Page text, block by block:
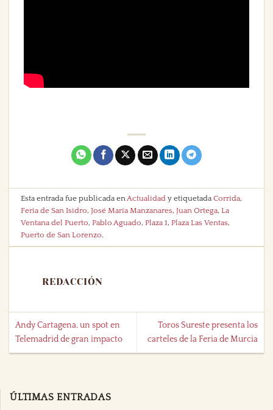
Esta entrada fue publicada enActualidad y etiquetadaCorrida,
Feria de San Isidro,José María Manzanares,Juan Ortega,La
Ventana del Puerto,Pablo Aguado,Plaza 1,Plaza Las Ventas,
Puerto de San Lorenzo.
REDACCIÓN
Andy Cartagena, un spot en
Telemadrid de gran impacto
Toros Sureste presenta los
carteles de la Feria de Murcia
ÚLTIMAS ENTRADAS